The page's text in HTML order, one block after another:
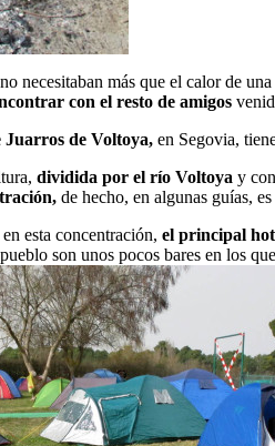
necesitaban más que el calor de
con el resto de amigos
Juarros de Voltoya, en Segovia,
dividida por el río Voltoya y
de hecho, en algunas guías,
en esta concentración, el principal
son unos pocos bares en los